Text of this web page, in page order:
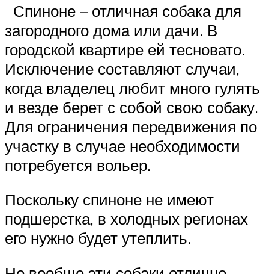
Спиноне – отличная собака для
загородного дома или дачи. В
городской квартире ей тесновато.
Исключение составляют случаи,
когда владелец любит много гулять
и везде берет с собой свою собаку.
Для ограничения передвижения по
участку в случае необходимости
потребуется вольер.
Поскольку спиноне не имеют
подшерстка, в холодных регионах
его нужно будет утеплить.